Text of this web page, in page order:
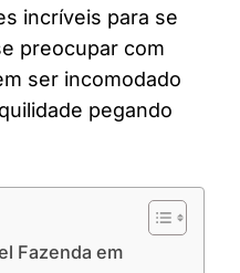
incríveis para se
preocupar com
ser incomodado
pegando
Fazenda em